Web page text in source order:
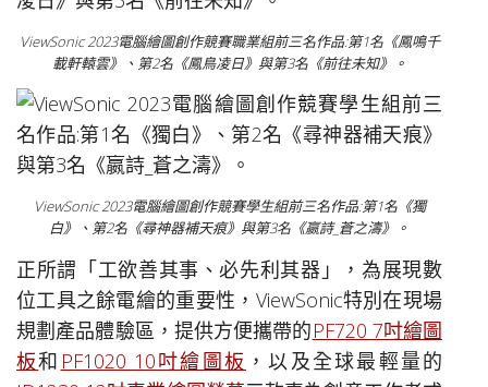
ViewSonic 2023電腦繪圖創作競賽職業組前三名作品:第1名《鳳鳴千
載軒轅雲》、第2名《鳳鳥凌日》與第3名《前往未知》。
ViewSonic 2023電腦繪圖創作競賽學生組前三名作品:第1名《獨
白》、第2名《尋神器補天痕》與第3名《嬴詩_蒼之濤》。
正所謂「工欲善其事、必先利其器」，為展現數
位工具之餘電繪的重要性，ViewSonic特別在現場
規劃產品體驗區，提供方便攜帶的PF720 7吋繪圖
板和 PF1020 10吋繪圖板 ，以及全球最輕量的